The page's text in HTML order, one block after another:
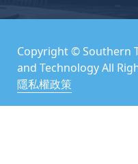
Copyright © Southern
and Technology All
隱私權政策